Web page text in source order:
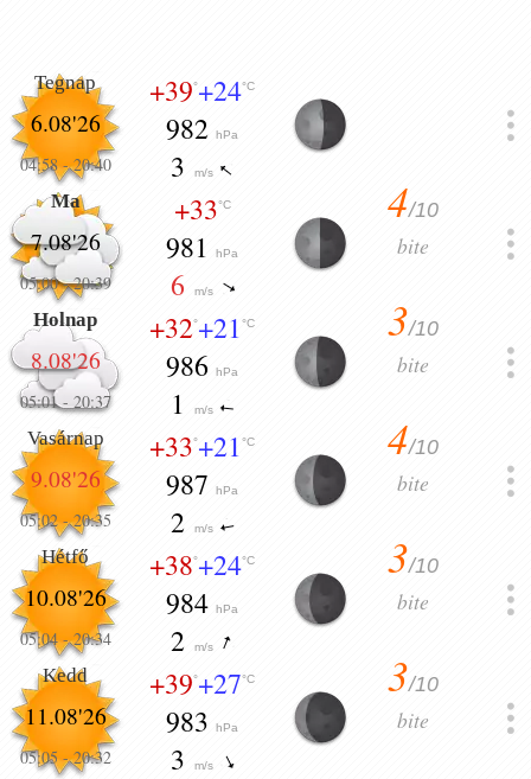
Tegnap
6.08'26
04:58-20:40
+39°+24°C
982hPa
3 m/s
Ma
7.08'26
05:00-20:39
+33°C
981hPa
6 m/s
4/10
bite
Holnap
8.08'26
05:01- 20:37
+32°+21°C
986hPa
1 m/s
3/10
bite
Vasárnap
9.08'26
05:02-20:35
+33°+21°C
987hPa
2 m/s
4/10
bite
Hétfő
10.08'26
05:04-20:34
+38°+24°C
984hPa
2 m/s
3/10
bite
Kedd
11.08'26
05:05-20:32
+39°+27°C
983hPa
3 m/s
3/10
bite